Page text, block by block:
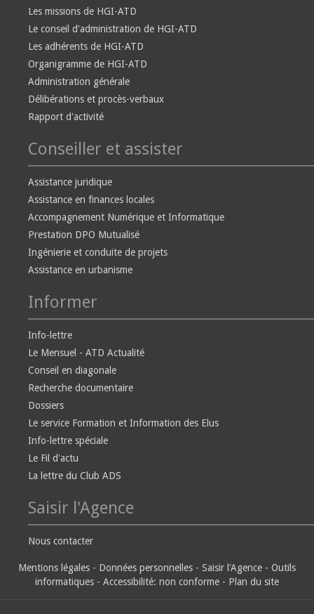
Les missions de HGI-ATD
Le conseil d'administration de HGI-ATD
Les adhérents de HGI-ATD
Organigramme de HGI-ATD
Administration générale
Délibérations et procès-verbaux
Rapport d'activité
Conseiller et assister
Assistance juridique
Assistance en finances locales
Accompagnement Numérique et Informatique
Prestation DPO Mutualisé
Ingénierie et conduite de projets
Assistance en urbanisme
Informer
Info-lettre
Le Mensuel - ATD Actualité
Conseil en diagonale
Recherche documentaire
Dossiers
Le service Formation et Information des Elus
Info-lettre spéciale
Le Fil d'actu
La lettre du Club ADS
Saisir l'Agence
Nous contacter
Mentions légales - Données personnelles - Saisir l'Agence - Outils
informatiques - Accessibilité: non conforme - Plan du site